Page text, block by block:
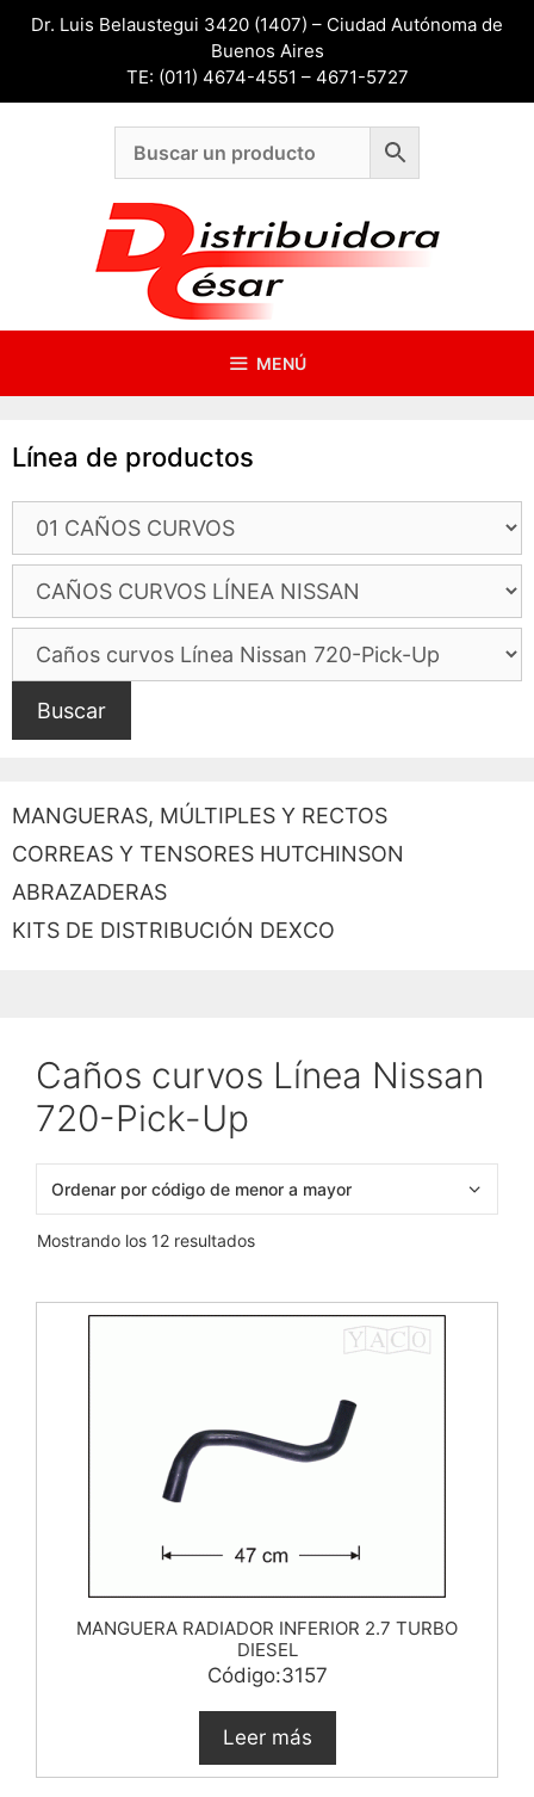
SaltarDr. Luis Belaustegui 3420 (1407) – Ciudad Autónoma de
Buenos Aires
TE: (011) 4674-4551 – 4671-5727
MENÚ
Caños curvos Línea Nissan
720-Pick-Up
Mostrando los 12 resultados
MANGUERA RADIADOR INFERIOR 2.7 TURBO
DIESEL
Código:3157
Leer más
Línea de productos
Buscar
MANGUERAS, MÚLTIPLES Y RECTOS
CORREAS Y TENSORES HUTCHINSON
ABRAZADERAS
KITS DE DISTRIBUCIÓN DEXCO